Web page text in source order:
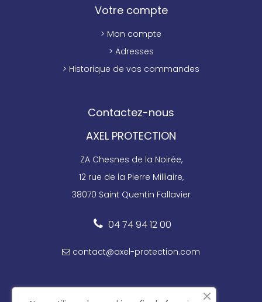
Votre compte
> Mon compte
> Adresses
> Historique de vos commandes
Contactez-nous
AXEL PROTECTION
ZA Chesnes de la Noirée,
12 rue de la Pierre Milliaire,
38070 Saint Quentin Fallavier
04 74 94 12 00
contact@axel-protection.com